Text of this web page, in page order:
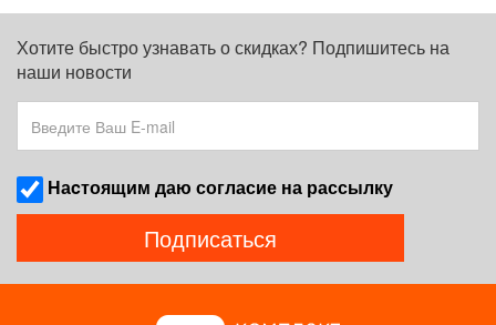
Хотите быстро узнавать о скидках? Подпишитесь на
наши новости
Наcтоящим даю согласие на рассылку
Подписаться